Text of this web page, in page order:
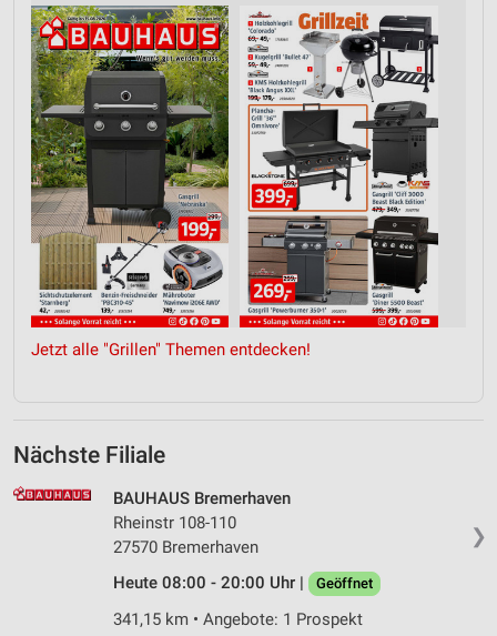
Jetzt alle "Grillen" Themen entdecken!
Nächste Filiale
❯
BAUHAUS Bremerhaven
Rheinstr 108-110
27570 Bremerhaven
Heute 08:00 - 20:00 Uhr |
Geöffnet
341,15 km • Angebote: 1 Prospekt